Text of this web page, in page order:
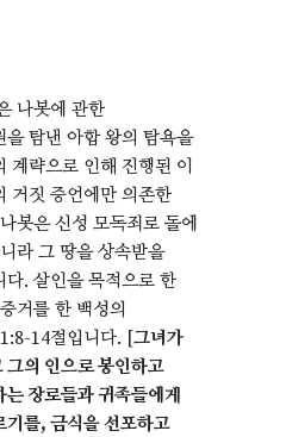
나봇에 관한
탐낸 아합 왕의 탐욕을
계략으로 인해 진행된 이
거짓 증언에만 의존한
봇은 신성 모독죄로 돌에
라 그 땅을 상속받을
. 살인을 목적으로 한
거를 한 백성의
14절입니다. [그녀가
그의 인으로 봉인하고
장로들과 귀족들에게
기를, 금식을 선포하고